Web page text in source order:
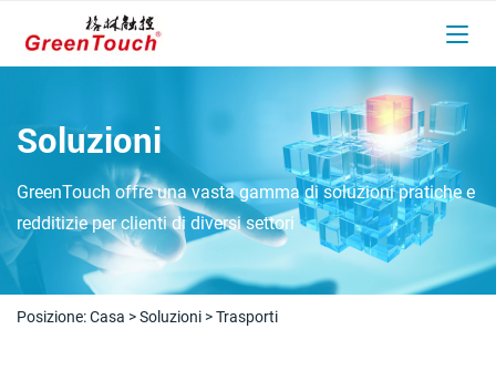
Soluzioni
GreenTouch offre una vasta gamma di soluzioni pratiche e
redditizie per clienti di diversi settori
Posizione:Casa >Soluzioni >Trasporti